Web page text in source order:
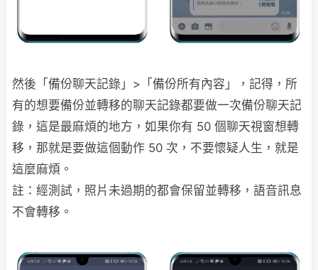
然後「備份聊天記錄」>「備份所有內容」，記得，所
有的想要備份並轉移的聊天記錄都要做一次備份聊天記
錄，這是最麻煩的地方，如果你有 50 個聊天視窗想轉
移，那就是要做這個動作 50 次，不要懷疑人生，就是
這麼麻煩。
註：經測試，照片未過期的都會保留並轉移，語音訊息
不會轉移。